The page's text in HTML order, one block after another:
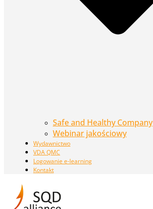
Safe and Healthy Company
Webinar jakościowy
Wydawnictwo
VDA QMC
Logowanie e-learning
Kontakt